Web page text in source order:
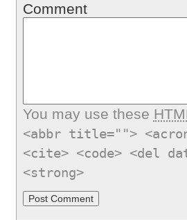
Comment
You may use these
<abbr title="">
<cite> <code> <del
<strong>